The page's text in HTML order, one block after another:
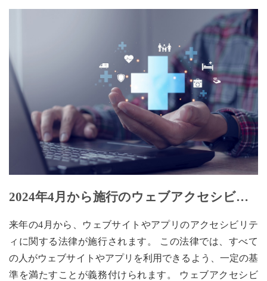
2024年4月から施行のウェブアクセシビリ
来年の4月から、ウェブサイトやアプリのアクセシビリテ
ィに関する法律が施行されます。 この法律では、すべて
の人がウェブサイトやアプリを利用できるよう、一定の基
準を満たすことが義務付けられます。 ウェブアクセシビ